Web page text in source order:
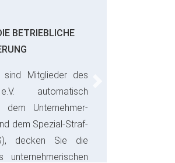
BETRIEBLICHE
Mitglieder des
automatisch
dem Unternehmer-
dem Spezial-Straf-
decken Sie die